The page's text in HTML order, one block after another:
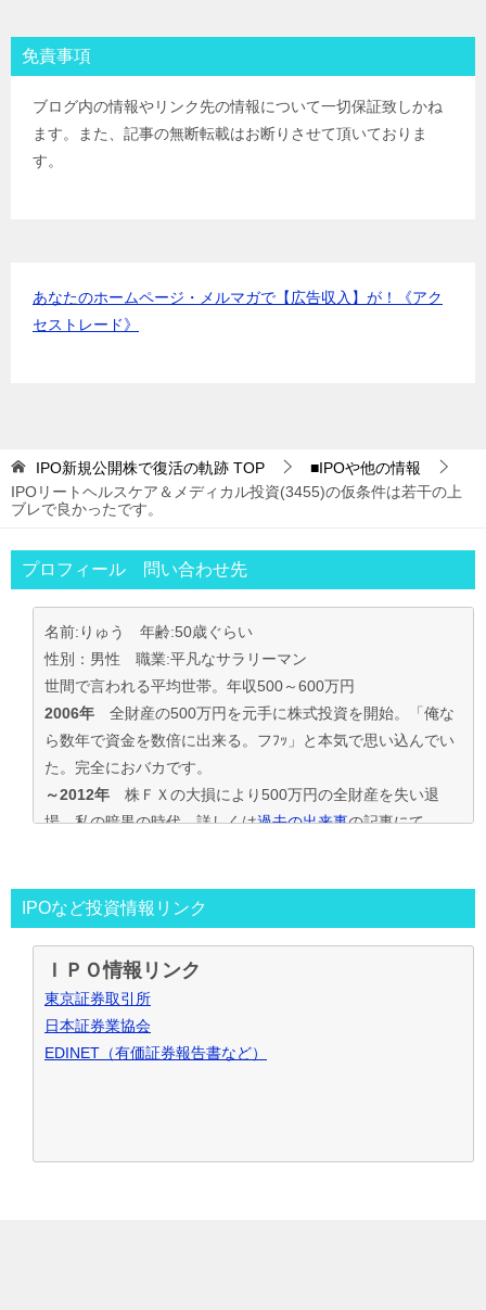
岡三証券IPOﾙｰﾙ
ＧＭＯクリック証券
アイザワ証券IPOﾙｰﾙ
むさし証券
IPOﾙｰﾙ
マネックス証券
免責事項
ブログ内の情報やリンク先の情報について一切保証致しかね
ます。また、記事の無断転載はお断りさせて頂いておりま
す。
あなたのホームページ・メルマガで【広告収入】が！《アク
セストレード》
IPO新規公開株で復活の軌跡 TOP
■IPOや他の情報
IPOリートヘルスケア＆メディカル投資(3455)の仮条件は若干の上
ブレで良かったです。
プロフィール 問い合わせ先
名前:りゅう 年齢:50歳ぐらい
性別：男性 職業:平凡なサラリーマン
世間で言われる平均世帯。年収500～600万円
2006年 全財産の500万円を元手に株式投資を開始。「俺な
ら数年で資金を数倍に出来る。フﾌｯ」と本気で思い込んでい
た。完全におバカです。
～2012年 株ＦＸの大損により500万円の全財産を失い退
場。私の暗黒の時代。詳しくは過去の出来事の記事にて
投資の王道は手堅くｺﾂｺﾂ長期間、実践して利益を積上げて行
く事と気付く。
IPO投資で毎年50万円ずつ増やす目標。
～2016年目標を大きく上回り500万円の大損分を取り戻す
事が出来た。
2017年～資金も順調に増えたのでIPO投資資金を500万円
で残りの資金でIPOｾｶﾝﾀﾞﾘｰ･ﾛﾎﾞｱﾄﾞﾊﾞｲｻﾞｰ･ｿｰｼｬﾙﾚﾝﾃﾞｨﾝｸﾞ･暴
IPOなど投資情報リンク
ＩＰＯ情報リンク
東京証券取引所
日本証券業協会
EDINET（有価証券報告書など）